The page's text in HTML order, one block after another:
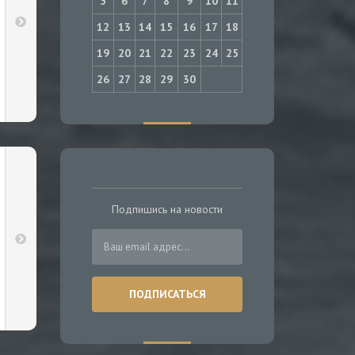
12
13 14 15 16 17
18
19
20 21 22 23 24
25
26
27 28 29 30
Подпишись на новости